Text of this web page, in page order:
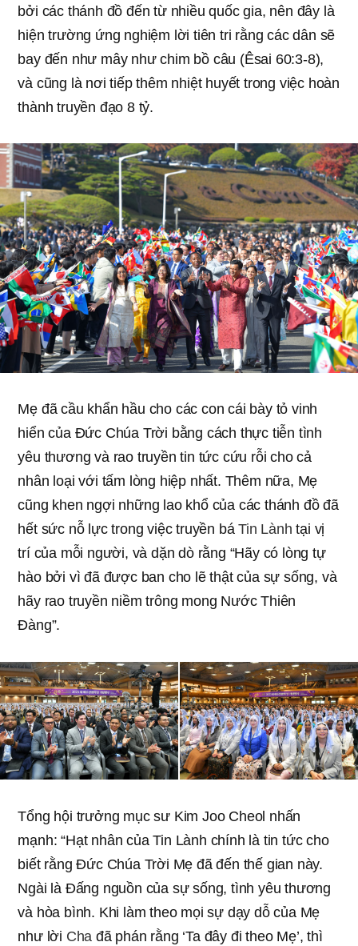
bởi các thánh đồ đến từ nhiều quốc gia, nên đây là
hiện trường ứng nghiệm lời tiên tri rằng các dân sẽ
bay đến như mây như chim bồ câu (Êsai 60:3-8),
và cũng là nơi tiếp thêm nhiệt huyết trong việc hoàn
thành truyền đạo 8 tỷ.
Mẹ đã cầu khẩn hầu cho các con cái bày tỏ vinh
hiển của Đức Chúa Trời bằng cách thực tiễn tình
yêu thương và rao truyền tin tức cứu rỗi cho cả
nhân loại với tấm lòng hiệp nhất. Thêm nữa, Mẹ
cũng khen ngợi những lao khổ của các thánh đồ đã
hết sức nỗ lực trong việc truyền báTin Lành tại vị
trí của mỗi người, và dặn dò rằng “Hãy có lòng tự
hào bởi vì đã được ban cho lẽ thật của sự sống, và
hãy rao truyền niềm trông mong Nước Thiên
Đàng”.
Tổng hội trưởng mục sư Kim Joo Cheol nhấn
mạnh: “Hạt nhân của Tin Lành chính là tin tức cho
biết rằng Đức Chúa Trời Mẹ đã đến thế gian này.
Ngài là Đấng nguồn của sự sống, tình yêu thương
và hòa bình. Khi làm theo mọi sự dạy dỗ của Mẹ
như lời Cha đã phán rằng ‘Ta đây đi theo Mẹ’, thì